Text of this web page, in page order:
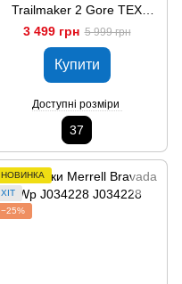
Trailmaker 2 Gore TEX
JQ9943
3 499 грн 5 999 грн
Купити
Доступні розміри
37
НОВИНКА
ХІТ
−25%